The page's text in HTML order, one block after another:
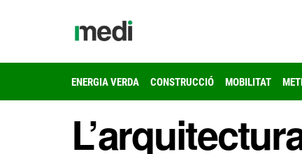
ENERGIA VERDA CONSTRUCCIÓ MOBILITAT